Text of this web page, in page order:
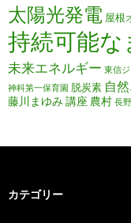
太陽光発電 屋根
持続可能な
未来エネルギー 東信
神科第一保育園 脱炭素 自
藤川まゆみ 講座 農村 長
カテゴリー